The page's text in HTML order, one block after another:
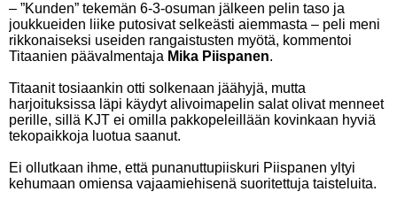
– ”Kunden” tekemän 6-3-osuman jälkeen pelin taso ja
joukkueiden liike putosivat selkeästi aiemmasta – peli meni
rikkonaiseksi useiden rangaistusten myötä, kommentoi
Titaanien päävalmentaja Mika Piispanen.
Titaanit tosiaankin otti solkenaan jäähyjä, mutta
harjoituksissa läpi käydyt alivoimapelin salat olivat menneet
perille, sillä KJT ei omilla pakkopeleillään kovinkaan hyviä
tekopaikkoja luotua saanut.
Ei ollutkaan ihme, että punanuttupiiskuri Piispanen yltyi
kehumaan omiensa vajaamiehisenä suoritettuja taisteluita.